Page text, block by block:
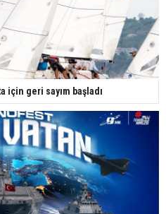
için geri sayım başladı